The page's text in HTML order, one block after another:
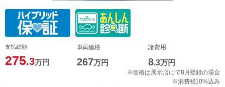
支払総額
275.3万円
車両価格
267万円
諸費用
8.3万円
※価格は展示店にて8月登録の場合
※消費税10%込み